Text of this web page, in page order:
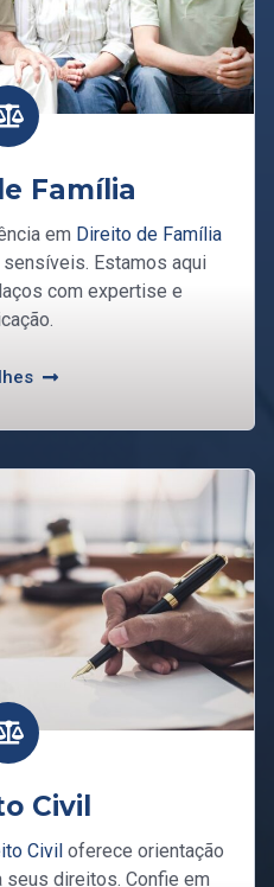
Família
em Direito de Família
Estamos aqui
com expertise e
Civil
Civil oferece orientação
seus direitos. Confie em